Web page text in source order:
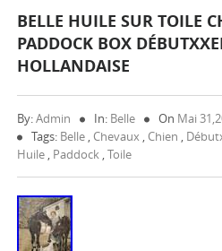
BELLE HUILE SUR TOILE
PADDOCK BOX
HOLLANDAISE
By:Admin In: Belle On Mai
Tags: Belle , Chevaux , Chien ,
Huile , Paddock ,Toile